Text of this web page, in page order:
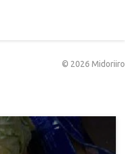
© 2026 Midoriiro